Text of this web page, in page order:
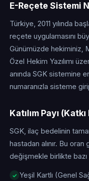
E-Reçete Sistemi
Türkiye, 2011 yılında
reçete uygulamasını
Günümüzde hekiminiz,
Özel Hekim Yazılımı
anında SGK sistemine
numaranızla sisteme
Katılım Payı (Katkı
SGK, ilaç bedelinin
hastadan alınır. Bu
değişmekle birlikte bazı
Yeşil Kartlı (Genel